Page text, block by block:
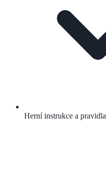
Herní instrukce a pravidla